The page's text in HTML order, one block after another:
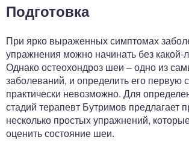
Подготовка
При ярко выраженных симптомах
упражнения можно начинать без какой-
Однако остеохондроз шеи – одно из
заболеваний, и определить его первую
практически невозможно. Для
стадий терапевт Бутримов предлагает
несколько простых упражнений,
оценить состояние шеи.